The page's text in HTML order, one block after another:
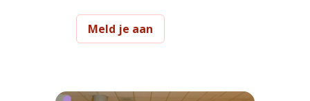
Meld je aan